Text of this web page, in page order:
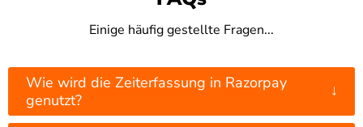
Einige häufig gestellte Fragen...
Wie wird die Zeiterfassung in Razorpay
genutzt?
↓